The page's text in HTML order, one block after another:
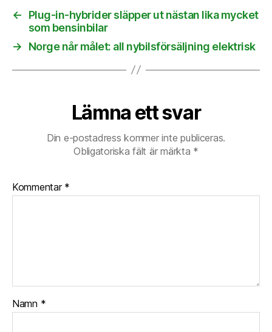
←
Plug-in-hybrider släpper ut nästan lika mycket
som bensinbilar
→
Norge når målet: all nybilsförsäljning elektrisk
Lämna ett svar
Din e-postadress kommer inte publiceras.
Obligatoriska fält är märkta *
Kommentar *
Namn *